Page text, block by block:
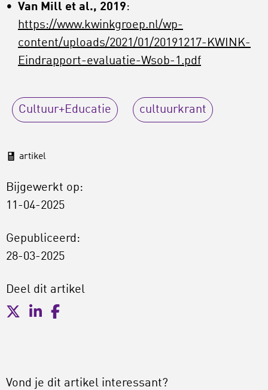
Van Mill et al., 2019:
https://www.kwinkgroep.nl/wp-
content/uploads/2021/01/20191217-KWINK-
Eindrapport-evaluatie-Wsob-1.pdf
Cultuur+Educatie cultuurkrant
artikel
Bijgewerkt op:
11-04-2025
Gepubliceerd:
28-03-2025
Deel dit artikel
Vond je dit artikel interessant?